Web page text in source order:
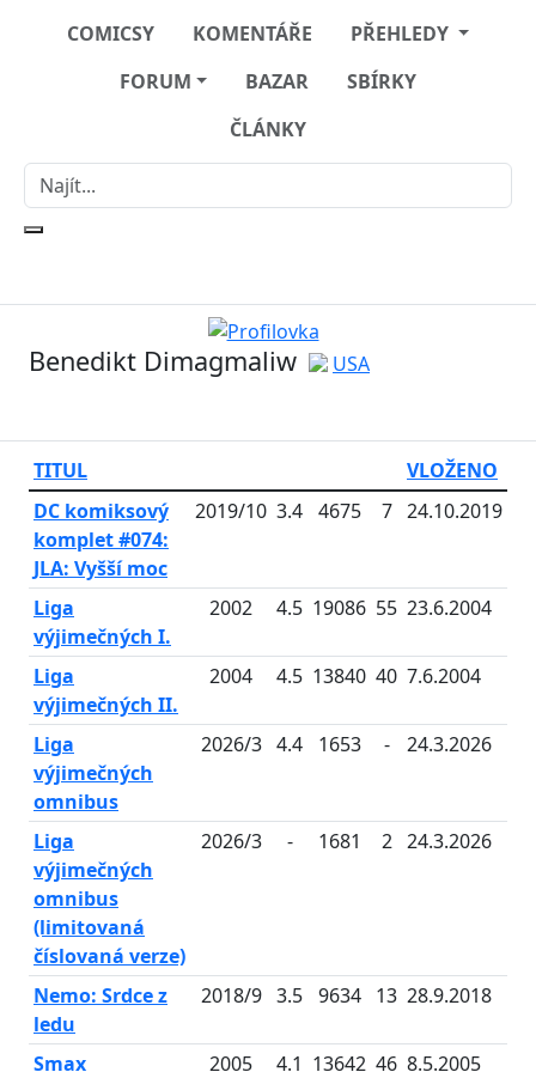
COMICSY KOMENTÁŘE
PŘEHLEDY
FORUM
BAZAR
SBÍRKY
ČLÁNKY
Benedikt Dimagmaliw USA
TITUL
VLOŽENO
DC komiksový
komplet #074:
JLA: Vyšší moc
2019/10 3.4 4675 7 24.10.2019
Liga
výjimečných I.
2002 4.5 19086 55 23.6.2004
Liga
výjimečných II.
2004 4.5 13840 40 7.6.2004
Liga
výjimečných
omnibus
2026/3 4.4 1653 - 24.3.2026
Liga
výjimečných
omnibus
(limitovaná
číslovaná verze)
2026/3 - 1681 2 24.3.2026
Nemo: Srdce z
ledu
2018/9 3.5 9634 13 28.9.2018
Smax 2005 4.1 13642 46 8.5.2005